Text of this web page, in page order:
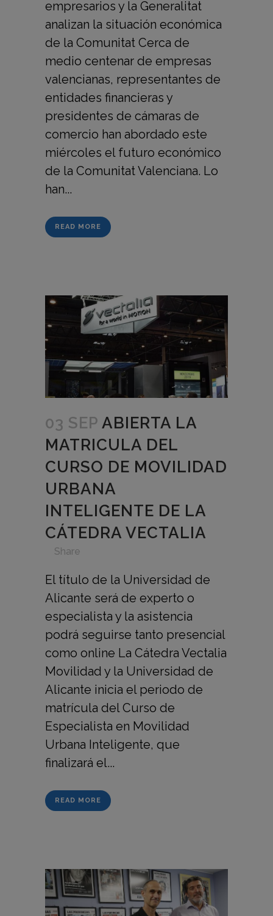
empresarios y la Generalitat
analizan la situación económica
de la Comunitat Cerca de
medio centenar de empresas
valencianas, representantes de
entidades financieras y
presidentes de cámaras de
comercio han abordado este
miércoles el futuro económico
de la Comunitat Valenciana. Lo
han...
READ MORE
03 SEP ABIERTA LA
MATRICULA DEL
CURSO DE MOVILIDAD
URBANA
INTELIGENTE DE LA
CÁTEDRA VECTALIA
Share
El título de la Universidad de
Alicante será de experto o
especialista y la asistencia
podrá seguirse tanto presencial
como online La Cátedra Vectalia
Movilidad y la Universidad de
Alicante inicia el periodo de
matrícula del Curso de
Especialista en Movilidad
Urbana Inteligente, que
finalizará el...
READ MORE